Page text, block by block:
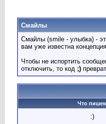
Смайлы
Смайлы (smile - улыбка) -
вам уже известна
Чтобы не испортить
отключить, то код ;)
Что
:)